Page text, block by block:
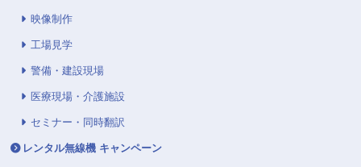
映像制作
工場見学
警備・建設現場
医療現場・介護施設
セミナー・同時翻訳
レンタル無線機 キャンペーン